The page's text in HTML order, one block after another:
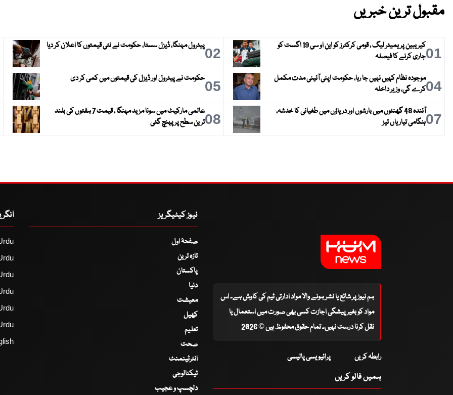
مقبول ترین خبریں
01
کیریبین پریمیئر لیگ ، قومی کرکٹرز کو این او سی 19 اگست کو
جاری کرنے کا فیصلہ
02پیٹرول مہنگا، ڈیزل سستا، حکومت نے نئی قیمتوں کا اعلان کر دیا
04موجودہ نظام کہیں نہیں جا رہا، حکومت اپنی آئینی مدت مکمل
کرے گی، وزیر داخلہ
05حکومت نے پیٹرول اور ڈیزل کی قیمتوں میں کمی کر دی
07
آئندہ 48 گھنٹوں میں بارشوں اور دریاؤں میں طغیانی کا خدشہ،
ہنگامی تیاریاں تیز
08
عالمی مارکیٹ میں سونا مزید مہنگا ، قیمت 7 ہفتوں کی بلند
ترین سطح پر پہنچ گئی
ہم نیوز پر شائع یا نشر ہونے والا مواد ادارتی ٹیم کی کاوش ہے۔ اس
مواد کو بغیر پیشگی اجازت کسی بھی صورت میں استعمال یا
نقل کرنا درست نہیں۔ تمام حقوق محفوظ ہیں © 2026
رابطہ کریں پرائیویسی پالیسی
ہمیں فالو کریں
نیوز کیٹیگریز
صفحۂ اول
تازہ ترین
پاکستان
دنیا
معیشت
کھیل
تعلیم
صحت
انٹرٹینمنٹ
ٹیکنالوجی
دلچسپ و عجیب